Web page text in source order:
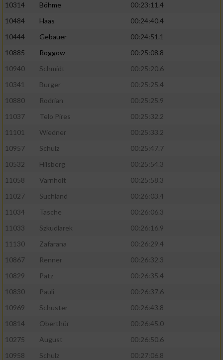
10314
Böhme
00:23:11.4
10484
Haas
00:24:40.4
10444
Gebauer
00:24:51.1
10885
Roggow
00:25:08.8
10940
Schmidt
00:25:20.6
10341
Burger
00:25:25.4
10880
Rodrian
00:25:25.9
11037
Telo Pires
00:25:32.2
11101
Wiedner
00:25:33.2
10957
Schulz
00:25:47.7
10532
Hilsberg
00:25:54.3
11058
Varnholt
00:25:58.3
11027
Suchland
00:26:03.4
11034
Tasche
00:26:06.3
11033
Szkudlarek
00:26:16.9
11130
Zafarana
00:26:29.4
10867
Renner
00:26:32.3
10829
Patz
00:26:35.4
10830
Pauli
00:26:37.6
10969
Schuster
00:26:43.8
10814
Oberthür
00:26:45.0
10275
August
00:26:50.6
10958
Schulz
00:27:06.8